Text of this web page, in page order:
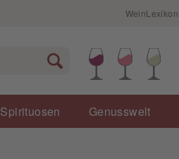
WeinLexikon
Spirituosen Genusswelt